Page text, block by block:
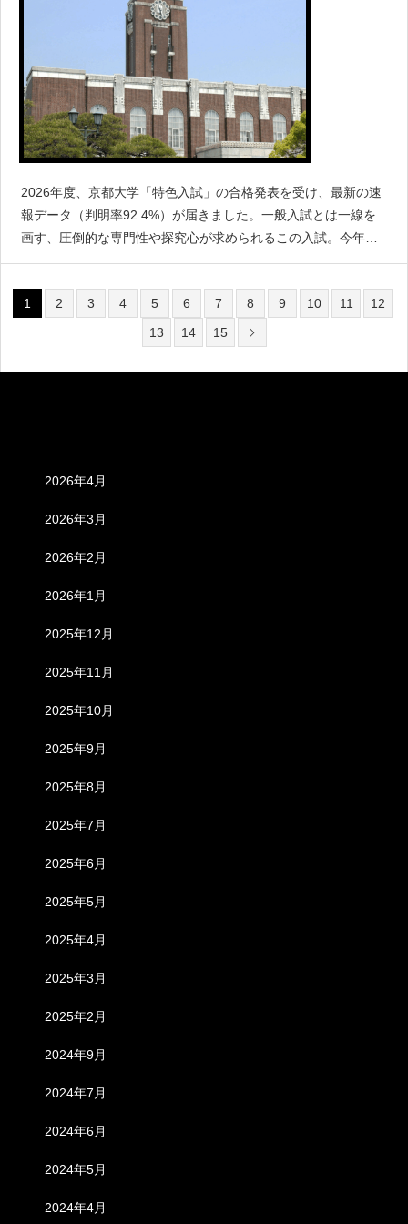
2026年度、京都大学「特色入試」の合格発表を受け、最新の速
報データ（判明率92.4%）が届きました。一般入試とは一線を
画す、圧倒的な専門性や探究心が求められるこの入試。今年は
どの高校が「京大の求める尖った才能」を輩出したのか、学部
様
1 2 3 4 5 6 7 8 9 10 11
12
13
14 15
2026年4月
2026年3月
2026年2月
2026年1月
2025年12月
2025年11月
2025年10月
2025年9月
2025年8月
2025年7月
2025年6月
2025年5月
2025年4月
2025年3月
2025年2月
2024年9月
2024年7月
2024年6月
2024年5月
2024年4月